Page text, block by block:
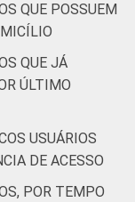
77
QUE POSSUEM
QUE JÁ
ÚLTIMO
USUÁRIOS
DE ACESSO
POR TEMPO